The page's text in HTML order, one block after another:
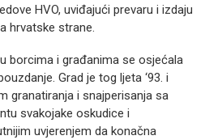
HVO, uviđajući prevaru i izdaju
hrvatske strane.
borcima i građanima se osjećala
Grad je tog ljeta ‘93. i
granatiranja i snajperisanja sa
svakojake oskudice i
uvjerenjem da konačna